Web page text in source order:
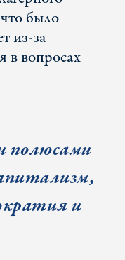
было
из-за
в вопросах
полюсами
и